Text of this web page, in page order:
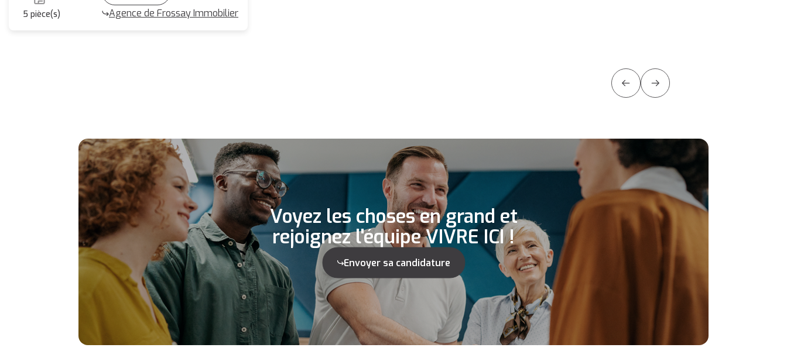
5 pièce(s)
Agence de Frossay Immobilier
Voyez les choses en grand et
rejoignez l'équipe VIVRE ICI !
Envoyer sa candidature